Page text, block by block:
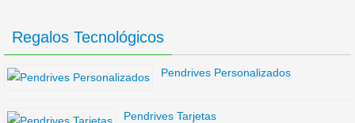
Regalos Tecnológicos
Pendrives Personalizados
Pendrives Tarjetas